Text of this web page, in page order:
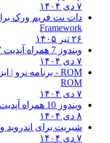
۷ دی ۱۴۰۴
دات نت فریم ورک
Framework
۲۶ تیر ۱۴۰۵
ویندوز 7 همراه آپدیت 7 SP1
۷ دی ۱۴۰۴
ROM - برنامه نرو | ابزار رایت حرفه ای و
ROM
۷ دی ۱۴۰۴
ویندوز 10 همراه آپدیت 10 22H2
۸ دی ۱۴۰۴
شیریت برای اندروید و
۷ دی ۱۴۰۴